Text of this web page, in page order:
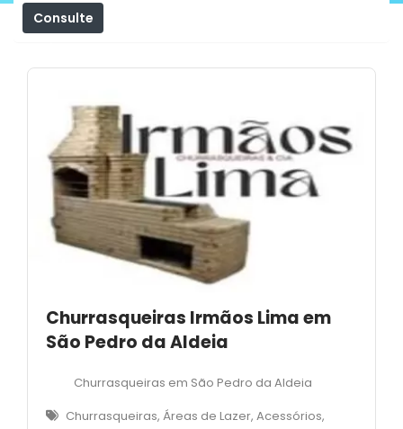
Consulte
Churrasqueiras Irmãos Lima em
São Pedro da Aldeia
Churrasqueiras em São Pedro da Aldeia
Churrasqueiras, Áreas de Lazer, Acessórios,